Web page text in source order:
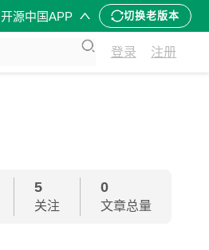
开源中国APP 切换老版本
登录 注册
5
关注
0
文章总量